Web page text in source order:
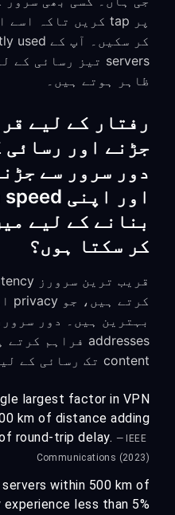
ظاہر ہوتے ہیں۔
رفتار کے لیے
جڑنے اور رسائی
دور سرور سے
بنانے کے لیے
کر سکتا ہوں؟
content تک رسائی کے لیے مفید ہیں۔
largest factor in VPN
km of distance adding
round-trip delay. — IEEE
Communications (2023)
within 500 km of
less than 5%